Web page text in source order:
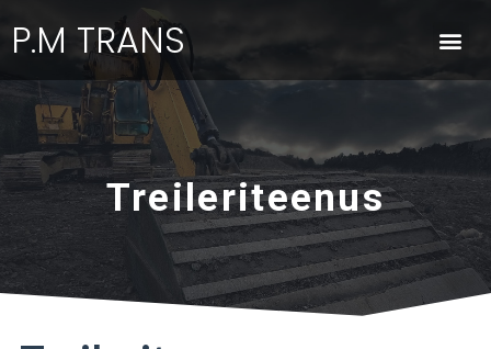
P.M TRANS
Treileriteenus